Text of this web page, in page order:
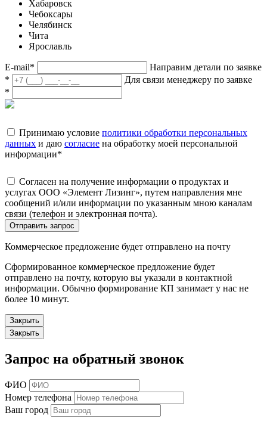
Хабаровск
Чебоксары
Челябинск
Чита
Ярославль
E-mail*
Направим детали по заявке
*
Для связи менеджеру по заявке
*
Принимаю условие политики обработки персональных
данных и даю согласие на обработку моей персональной
информации*
Согласен на получение информации о продуктах и
услугах ООО «Элемент Лизинг», путем направления мне
сообщений и/или информации по указанным мною каналам
связи (телефон и электронная почта).
Отправить запрос
Коммерческое предложение будет отправлено на почту
Сформированное коммерческое предложение будет
отправлено на почту, которую вы указали в контактной
информации. Обычно формирование КП занимает у нас не
более 10 минут.
Закрыть
Закрыть
Запрос на обратный звонок
ФИО
Номер телефона
Ваш город